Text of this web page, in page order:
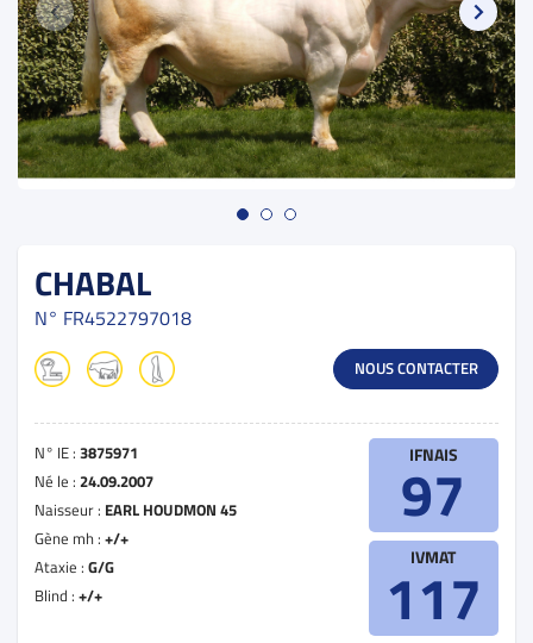
CHABAL
N° FR4522797018
NOUS CONTACTER
N° IE : 3875971
Né le : 24.09.2007
Naisseur : EARL HOUDMON 45
Gène mh : +/+
Ataxie : G/G
Blind : +/+
IFNAIS
97
IVMAT
117